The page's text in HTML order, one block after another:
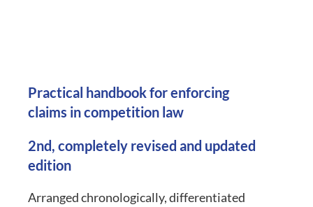
Practical handbook for enforcing
claims in competition law
2nd, completely revised and updated
edition
Arranged chronologically, differentiated